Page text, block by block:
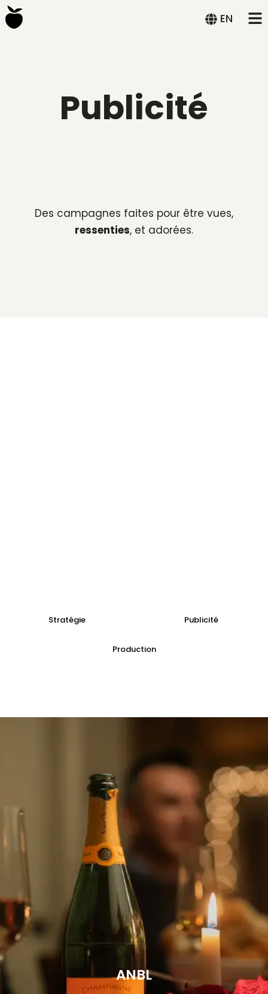
EN
Publicité
Des campagnes faites pour être vues,
ressenties, et adorées.
Stratégie Publicité
Production
ANBL